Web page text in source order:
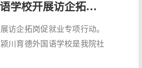
【访企拓岗】旅游与体育健康学院赴桂林颍川育德外国语学校开展访企拓岗促就业专项行动
访企拓岗促就业专项行动。
川育德外国语学校是我院社